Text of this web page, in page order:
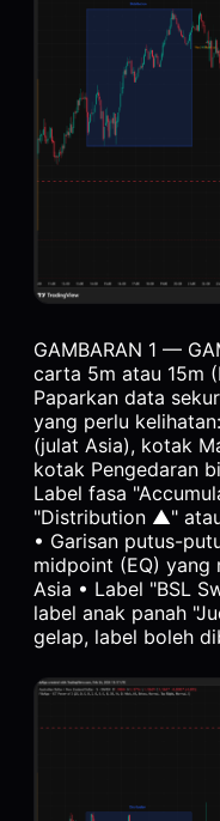
GAMBARAN 1 —
carta 5m atau 15m
Paparkan data
yang perlu
(julat Asia), kotak
kotak Pengedaran
Label fasa
"Distribution ▲"
• Garisan putus-
midpoint (EQ) yang
Asia • Label "BSL
label anak panah
gelap, label boleh